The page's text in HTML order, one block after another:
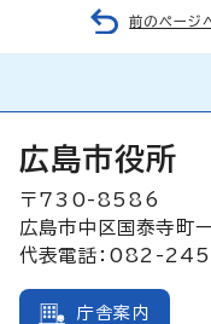
前のページ
広島市役所
〒730-8586
広島市中区国泰寺町
代表電話：082-
庁舎案内